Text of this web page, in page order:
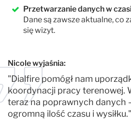
Przetwarzanie danych w
Dane są zawsze aktualne, co
się wizyt.
Nicole wyjaśnia:
"Dialfire pomógł nam
koordynacji pracy terenowej.
teraz na poprawnych danych
ogromną ilość czasu i wysiłku."